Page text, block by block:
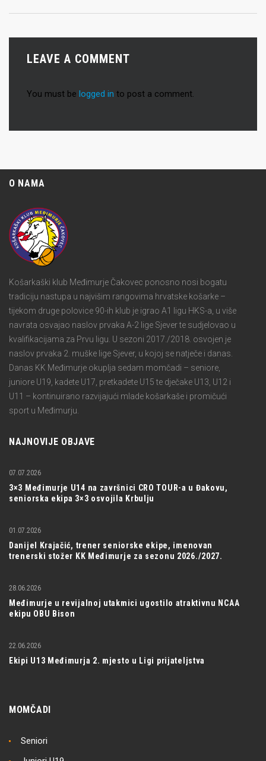
LEAVE A COMMENT
You must be logged in to post a comment.
O NAMA
Košarkaški klub Međimurje Čakovec ponosno nosi bogatu
tradiciju nastupa u najvišim rangovima hrvatske košarke –
tijekom druge polovice 90-ih klub je igrao A1 ligu HKS-a, u više
navrata osvajao naslov prvaka A-2 lige Sjever te sudjelovao u
kvalifikacijama za Prvu ligu. U sezoni 2017./2018. osvojen je
naslov prvaka 2. muške lige Sjever, u kojoj se natječe i danas.
Danas KK Međimurje okuplja sedam momčadi – seniore,
juniore U19, kadete U17, pretkadete U15 te dječake U13, U12 i
U11 – kontinuirano razvijajući mlade košarkaše i promičući
sport u Međimurju.
NAJNOVIJE OBJAVE
3×3 Međimurje U14 na završnici CRO TOUR-a u Đakovu,
seniorska ekipa 3×3 osvojila Krbulju
07.07.2026
Danijel Krajačić, trener seniorske ekipe, imenovan
trenerski stožer KK Međimurje za sezonu 2026./2027.
01.07.2026
Međimurje u revijalnoj utakmici ugostilo atraktivnu NCAA
ekipu OBU Bison
28.06.2026
Ekipi U13 Međimurja 2. mjesto u Ligi prijateljstva
22.06.2026
MOMČADI
Seniori